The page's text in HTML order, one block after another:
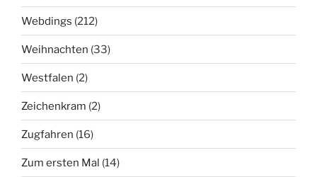
Webdings (212)
Weihnachten (33)
Westfalen (2)
Zeichenkram (2)
Zugfahren (16)
Zum ersten Mal (14)